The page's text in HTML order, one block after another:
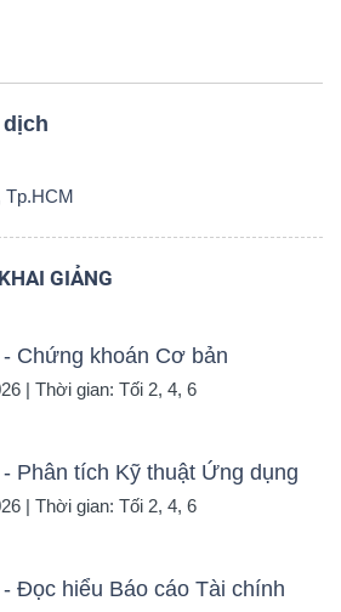
GIẢNG
Chứng khoán Cơ bản
| Thời gian: Tối 2, 4, 6
Phân tích Kỹ thuật Ứng dụng
| Thời gian: Tối 2, 4, 6
Đọc hiểu Báo cáo Tài chính